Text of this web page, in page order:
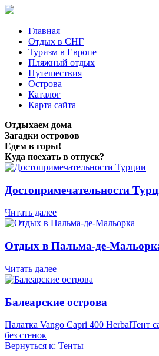
Главная
Отдых в СНГ
Туризм в Европе
Пляжный отдых
Путешествия
Острова
Каталог
Карта сайта
Отдыхаем дома
Загадки островов
Едем в горы!
Куда поехать в отпуск?
Достопримечательности
Читать далее
Отдых в Пальма-де-
Читать далее
Балеарские острова
Палатка Vango Capri 400 HerbalТент
без стенок
Вернуться к: Тенты